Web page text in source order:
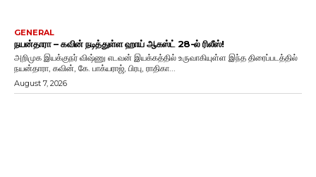
GENERAL
நயன்தாரா – கவின் நடித்துள்ள ஹாய் ஆகஸ்ட் 28-ல் ரிலீஸ்!
அறிமுக இயக்குநர் விஷ்ணு எடவன் இயக்கத்தில் உருவாகியுள்ள இந்த திரைப்படத்தில்
நயன்தாரா, கவின், கே. பாக்யராஜ், பிரபு, ராதிகா...
August 7, 2026